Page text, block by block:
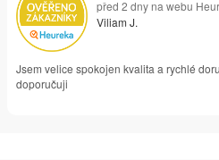
před 2 dny na webu
Viliam J.
Jsem velice spokojen kvalita a rychlé
doporučuji